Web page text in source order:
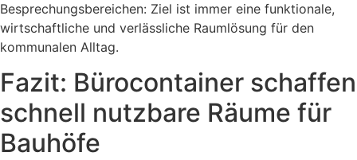
Besprechungsbereichen: Ziel ist immer eine funktionale,
wirtschaftliche und verlässliche Raumlösung für den
kommunalen Alltag.
Fazit: Bürocontainer schaffen
schnell nutzbare Räume für
Bauhöfe